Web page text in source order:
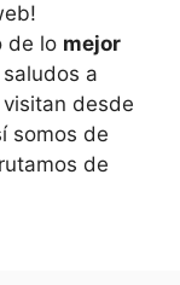
de lo mejor
a
desde
somos de
de